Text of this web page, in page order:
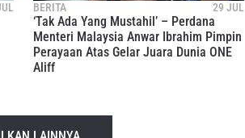
BERITA 29 JUL
‘Tak Ada Yang Mustahil’ – Perdana
Menteri Malaysia Anwar Ibrahim Pimpin
Perayaan Atas Gelar Juara Dunia ONE
Aliff